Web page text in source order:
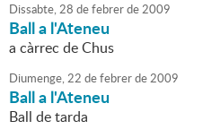
Dissabte,28 defebrerde2009
Ball a l'Ateneu
a càrrec de Chus
Diumenge,22 defebrerde2009
Ball a l'Ateneu
Ball de tarda